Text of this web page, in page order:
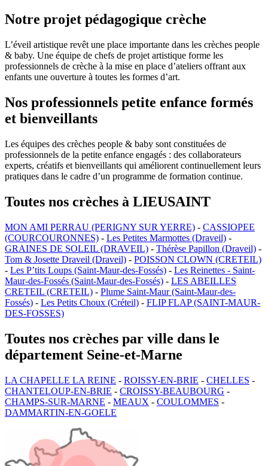
Notre projet pédagogique crèche
L’éveil artistique revêt une place importante dans les crèches people
& baby. Une équipe de chefs de projet artistique forme les
professionnels de crèche à la mise en place d’ateliers offrant aux
enfants une ouverture à toutes les formes d’art.
Nos professionnels petite enfance formés
et bienveillants
Les équipes des crèches people & baby sont constituées de
professionnels de la petite enfance engagés : des collaborateurs
experts, créatifs et bienveillants qui améliorent continuellement leurs
pratiques dans le cadre d’un programme de formation continue.
Toutes nos crèches à LIEUSAINT
MON AMI PERRAU (PERIGNY SUR YERRE) - CASSIOPEE
(COURCOURONNES) - Les Petites Marmottes (Draveil) -
GRAINES DE SOLEIL (DRAVEIL) - Thérèse Papillon (Draveil) -
Tom & Josette Draveil (Draveil) - POISSON CLOWN (CRETEIL)
- Les P’tits Loups (Saint-Maur-des-Fossés) - Les Reinettes - Saint-
Maur-des-Fossés (Saint-Maur-des-Fossés) - LES ABEILLES
CRETEIL (CRETEIL) - Plume Saint-Maur (Saint-Maur-des-
Fossés) - Les Petits Choux (Créteil) - FLIP FLAP (SAINT-MAUR-
DES-FOSSES)
Toutes nos crèches par ville dans le
département Seine-et-Marne
LA CHAPELLE LA REINE - ROISSY-EN-BRIE - CHELLES -
CHANTELOUP-EN-BRIE - CROISSY-BEAUBOURG -
CHAMPS-SUR-MARNE - MEAUX - COULOMMES -
DAMMARTIN-EN-GOELE